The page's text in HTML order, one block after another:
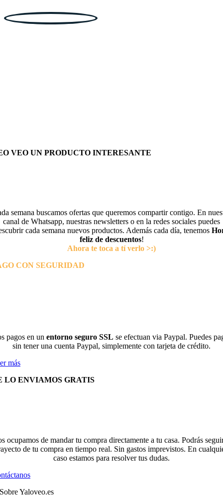
VEO UN PRODUCTO INTERESANTE
semana buscamos ofertas que queremos compartir contigo. En
canal de Whatsapp, nuestras newsletters o en la redes sociales puedes
cada semana nuevos productos. Además cada día, tenemos
feliz de descuentos!
Ahora te toca a tí verlo >:)
CON SEGURIDAD
pagos en un entorno seguro SSL se efectuan via Paypal. Puedes
sin tener una cuenta Paypal, simplemente con tarjeta de crédito.
más
LO ENVIAMOS GRATIS
ocupamos de mandar tu compra directamente a tu casa. Podrás
de tu compra en tiempo real. Sin gastos imprevistos. En
caso estamos para resolver tus dudas.
Sobre Yaloveo.es